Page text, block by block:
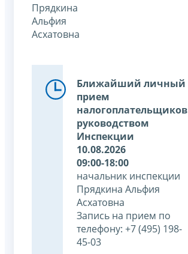
Прядкина
Альфия
Асхатовна
Ближайший личный
прием
налогоплательщиков
руководством
Инспекции
10.08.2026
09:00-18:00
начальник инспекции
Прядкина Альфия
Асхатовна
Запись на прием по
телефону: +7 (495) 198-
45-03